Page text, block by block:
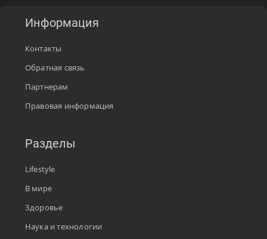
Информация
Контакты
Обратная связь
Партнерам
Правовая информация
Разделы
Lifestyle
В мире
Здоровье
Наука и технологии